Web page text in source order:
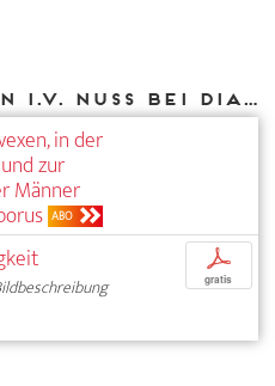
Weitere Texte von I.V. Nuss bei DIAPHANES
in der
zur
Männer
ABO
p
gratis